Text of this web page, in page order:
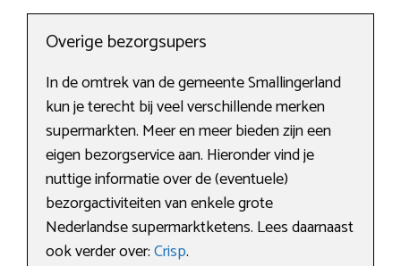
Overige bezorgsupers
In de omtrek van de gemeente Smallingerland
kun je terecht bij veel verschillende merken
supermarkten. Meer en meer bieden zijn een
eigen bezorgservice aan. Hieronder vind je
nuttige informatie over de (eventuele)
bezorgactiviteiten van enkele grote
Nederlandse supermarktketens. Lees daarnaast
ook verder over:Crisp.